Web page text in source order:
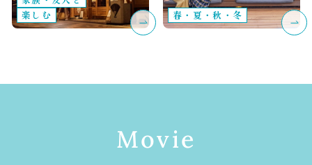
楽しむ
春・夏・秋・冬
Movie